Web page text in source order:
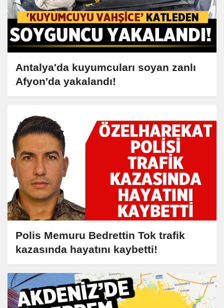
Antalya'da kuyumcuları soyan zanlı
Afyon'da yakalandı!
Polis Memuru Bedrettin Tok trafik
kazasında hayatını kaybetti!